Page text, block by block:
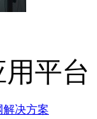
平台
解决方案